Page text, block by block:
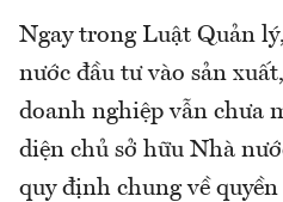
Ngay trong Luật Quản
nước đầu tư vào sản
doanh nghiệp vẫn chưa
diện chủ sở hữu Nhà
quy định chung về